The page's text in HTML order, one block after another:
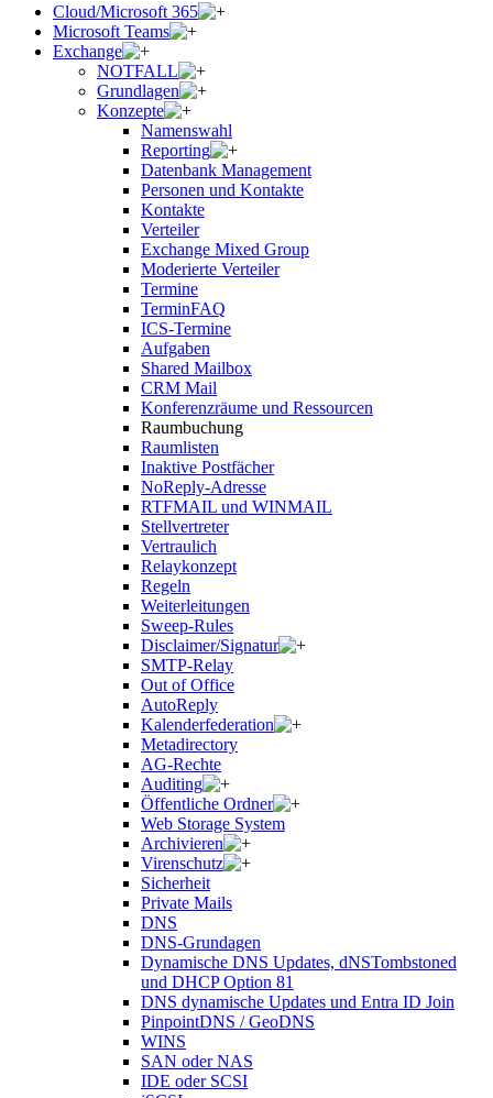
Cloud/Microsoft 365
Microsoft Teams
Exchange
NOTFALL
Grundlagen
Konzepte
Namenswahl
Reporting
Datenbank Management
Personen und Kontakte
Kontakte
Verteiler
Exchange Mixed Group
Moderierte Verteiler
Termine
TerminFAQ
ICS-Termine
Aufgaben
Shared Mailbox
CRM Mail
Konferenzräume und Ressourcen
Raumbuchung
Raumlisten
Inaktive Postfächer
NoReply-Adresse
RTFMAIL und WINMAIL
Stellvertreter
Vertraulich
Relaykonzept
Regeln
Weiterleitungen
Sweep-Rules
Disclaimer/Signatur
SMTP-Relay
Out of Office
AutoReply
Kalenderfederation
Metadirectory
AG-Rechte
Auditing
Öffentliche Ordner
Web Storage System
Archivieren
Virenschutz
Sicherheit
Private Mails
DNS
DNS-Grundagen
Dynamische DNS Updates, dNSTombstoned
und DHCP Option 81
DNS dynamische Updates und Entra ID Join
PinpointDNS / GeoDNS
WINS
SAN oder NAS
IDE oder SCSI